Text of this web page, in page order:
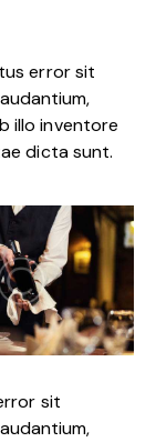
error sit
illo inventore
dicta sunt.
sit